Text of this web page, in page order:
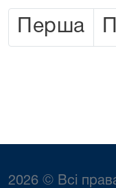
Перша
2026 © Всі